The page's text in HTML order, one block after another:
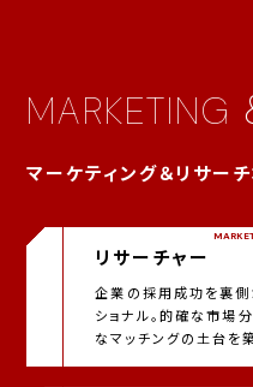
MARKETING
マーケティング＆リサー
リサーチャー
企業の採用成功を裏側
ショナル。的確な市場
なマッチングの土台を築